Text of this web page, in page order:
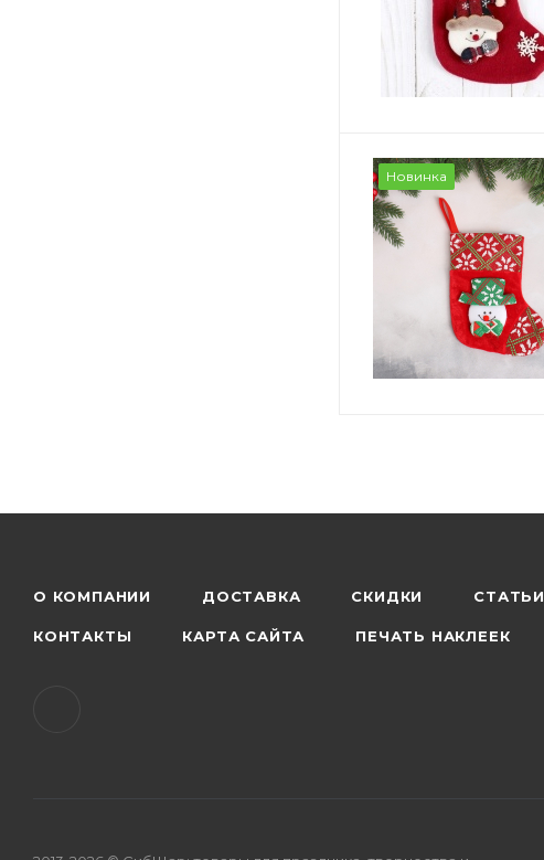
Новинка
О КОМПАНИИ ДОСТАВКА СКИДКИ СТАТЬИ
КОНТАКТЫ КАРТА САЙТА ПЕЧАТЬ НАКЛЕЕК